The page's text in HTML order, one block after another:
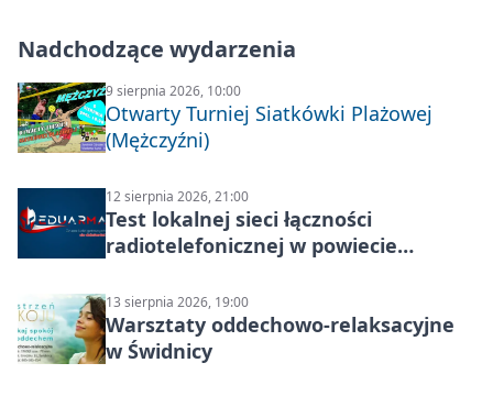
Nadchodzące wydarzenia
9 sierpnia 2026, 10:00
Otwarty Turniej Siatkówki Plażowej
(Mężczyźni)
12 sierpnia 2026, 21:00
Test lokalnej sieci łączności
radiotelefonicznej w powiecie
13 sierpnia 2026, 19:00
Warsztaty oddechowo-relaksacyjne
w Świdnicy